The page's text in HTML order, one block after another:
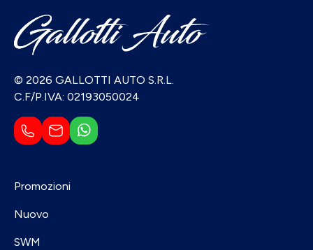
© 2026 GALLOTTI AUTO S.R.L.
C.F/P.IVA: 02193050024
Promozioni
Nuovo
SWM